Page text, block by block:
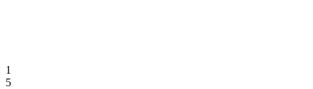
1
5